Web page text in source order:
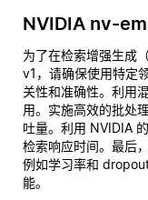
NVIDIA nv-
为了在检索增强生成
v1，请确保使用特定
关性和准确性。利用
用。实施高效的批处
吐量。利用 NVIDIA
检索响应时间。最后
例如学习率和
能。